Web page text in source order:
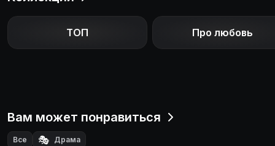
интересного хода судьбы. В центре внимания
оказывается по-настоящему сложная, запутанная,
полная неожиданных ситуаций и поворотов
история, которая обязательно тронет зрителей до
ТОП Про любовь
Вам может понравиться
Все 🎭 Драма